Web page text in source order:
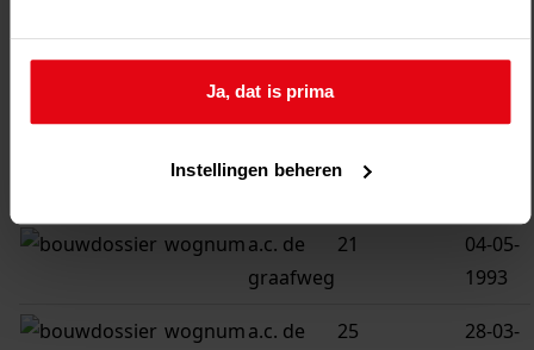
Ja, dat is prima
Instellingen beheren
graafweg
31-08-
opmeer
a.c. de
wognuma.c. de
graafweg
21
04-05-
1993
wognuma.c. de
25
28-03-